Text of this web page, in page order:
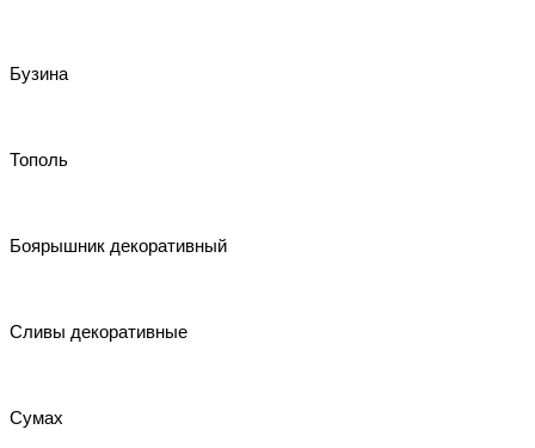
Бузина
Тополь
Боярышник декоративный
Сливы декоративные
Сумах